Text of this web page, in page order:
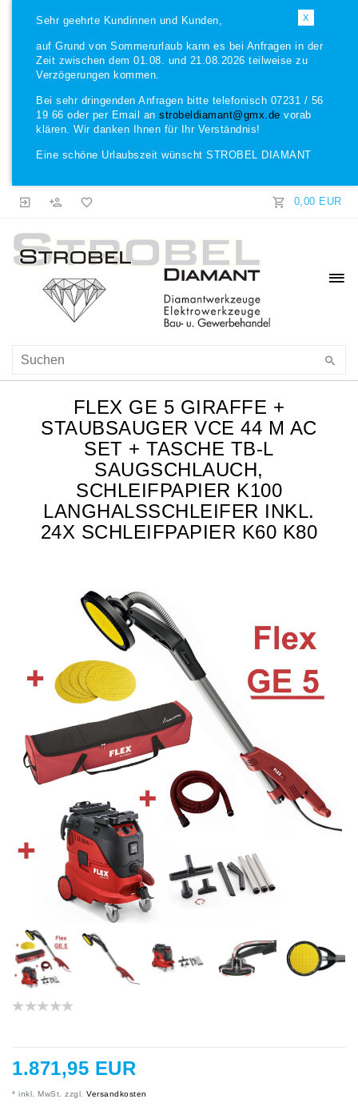
X
Sehr geehrte Kundinnen und Kunden,
auf Grund von Sommerurlaub kann es bei Anfragen in der
Zeit zwischen dem 01.08. und 21.08.2026 teilweise zu
Verzögerungen kommen.
Bei sehr dringenden Anfragen bitte telefonisch 07231 / 56
19 66 oder per Email an strobeldiamant@gmx.de vorab
klären. Wir danken Ihnen für Ihr Verständnis!
Eine schöne Urlaubszeit wünscht STROBEL DIAMANT
0,00 EUR
FLEX GE 5 GIRAFFE +
STAUBSAUGER VCE 44 M AC
SET + TASCHE TB-L
SAUGSCHLAUCH,
SCHLEIFPAPIER K100
LANGHALSSCHLEIFER INKL.
24X SCHLEIFPAPIER K60 K80
1.871,95 EUR
* inkl. MwSt. zzgl. Versandkosten